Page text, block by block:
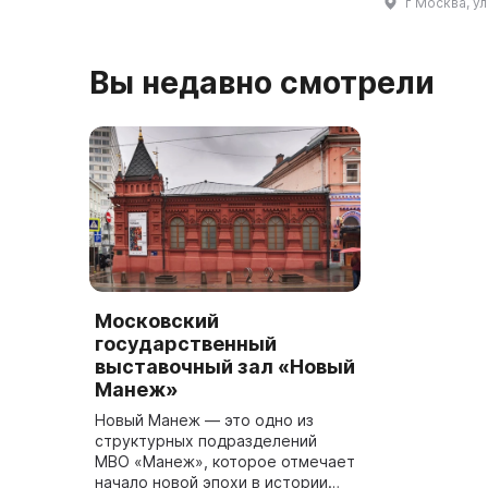
целях
Вы недавно смотрели
Московский
государственный
выставочный зал «Новый
Манеж»
Новый Манеж — это одно из
структурных подразделений
МВО «Манеж», которое отмечает
начало новой эпохи в истории